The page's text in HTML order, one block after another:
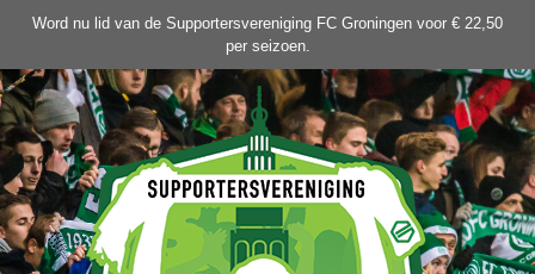
de
inhoud
Word nu lid van de Supportersvereniging FC Groningen voor € 22,50
per seizoen.